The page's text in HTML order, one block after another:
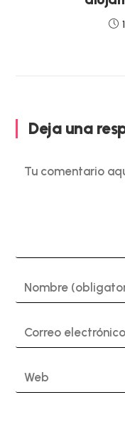
Deja una
Comentario
nombre
nombre
de
para
dirección
correo
electrónico
URL